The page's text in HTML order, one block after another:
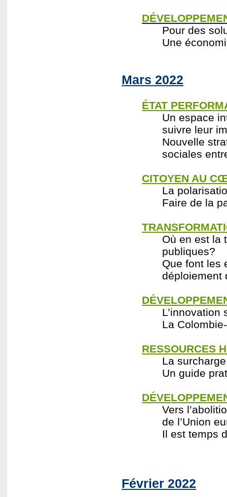
Pour des
Une
Mars 2022
ÉTAT
Un espace
suivre leur
Nouvelle
sociales
CITOYEN AU
La
Faire de la
Où en est la
publiques?
Que font les
déploiement
La
RESSOURCES
La
Un guide
Vers
de l’Union
Il est temps
Février 2022